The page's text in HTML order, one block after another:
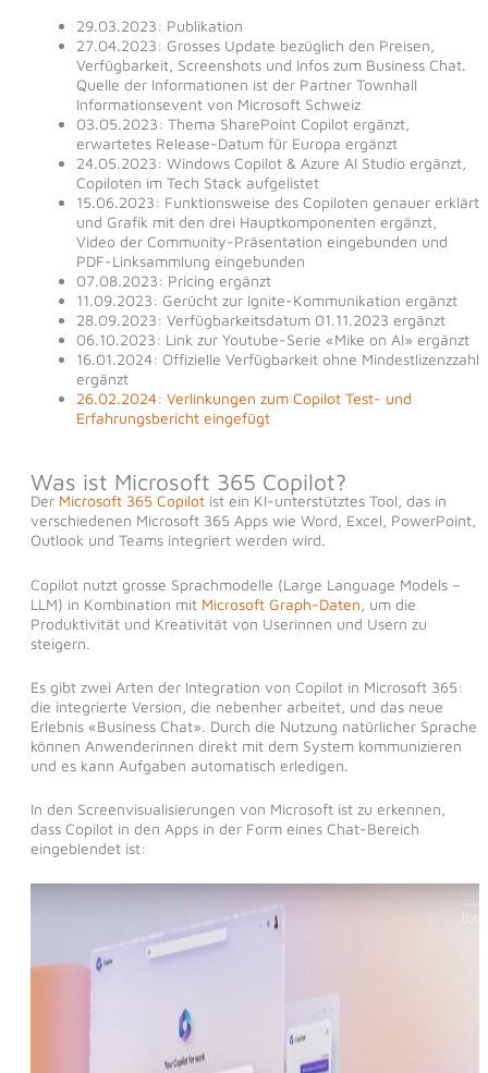
29.03.2023: Publikation
27.04.2023: Grosses Update bezüglich den Preisen,
Verfügbarkeit, Screenshots und Infos zum Business Chat.
Quelle der Informationen ist der Partner Townhall
Informationsevent von Microsoft Schweiz
03.05.2023: Thema SharePoint Copilot ergänzt,
erwartetes Release-Datum für Europa ergänzt
24.05.2023: Windows Copilot & Azure AI Studio ergänzt,
Copiloten im Tech Stack aufgelistet
15.06.2023: Funktionsweise des Copiloten genauer erklärt
und Grafik mit den drei Hauptkomponenten ergänzt,
Video der Community-Präsentation eingebunden und
PDF-Linksammlung eingebunden
07.08.2023: Pricing ergänzt
11.09.2023: Gerücht zur Ignite-Kommunikation ergänzt
28.09.2023: Verfügbarkeitsdatum 01.11.2023 ergänzt
06.10.2023: Link zur Youtube-Serie «Mike on AI» ergänzt
16.01.2024: Offizielle Verfügbarkeit ohne Mindestlizenzzahl
ergänzt
26.02.2024: Verlinkungen zum Copilot Test- und
Erfahrungsbericht eingefügt
Was ist Microsoft 365 Copilot?
Der Microsoft 365 Copilotist ein KI-unterstütztes Tool, das in
verschiedenen Microsoft 365 Apps wie Word, Excel, PowerPoint,
Outlook und Teams integriert werden wird.
Copilot nutzt grosse Sprachmodelle (Large Language Models –
LLM) in Kombination mit Microsoft Graph-Daten , um die
Produktivität und Kreativität von Userinnen und Usern zu
steigern.
Es gibt zwei Arten der Integration von Copilot in Microsoft 365:
die integrierte Version, die nebenher arbeitet, und das neue
Erlebnis «Business Chat». Durch die Nutzung natürlicher Sprache
können Anwenderinnen direkt mit dem System kommunizieren
und es kann Aufgaben automatisch erledigen.
In den Screenvisualisierungen von Microsoft ist zu erkennen,
dass Copilot in den Apps in der Form eines Chat-Bereich
eingeblendet ist: